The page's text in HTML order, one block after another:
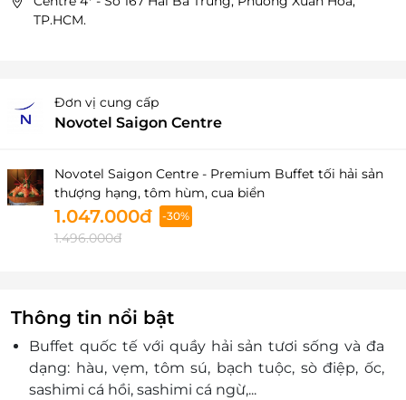
TP.HCM.
Đơn vị cung cấp
Novotel Saigon Centre
Novotel Saigon Centre - Premium Buffet tối hải sản
thượng hạng, tôm hùm, cua biển
1.047.000đ -30%
1.496.000đ
Thông tin nổi bật
Buffet quốc tế với quầy hải sản tươi sống và đa
dạng: hàu, vẹm, tôm sú, bạch tuộc, sò điệp, ốc,
sashimi cá hồi, sashimi cá ngừ,...